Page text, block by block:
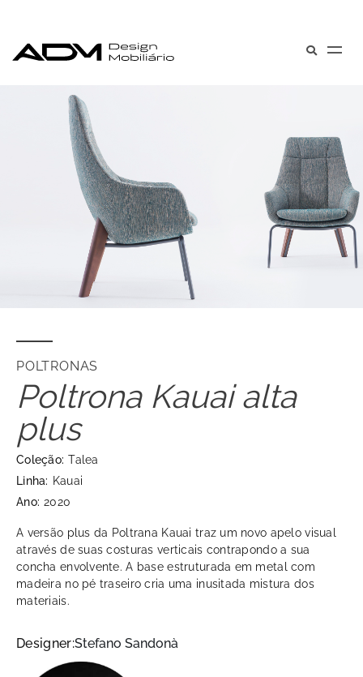
POLTRONAS
Poltrona Kauai alta
plus
Coleção: Talea
Linha: Kauai
Ano: 2020
A versão plus da Poltrana Kauai traz um novo apelo visual
através de suas costuras verticais contrapondo a sua
concha envolvente. A base estruturada em metal com
madeira no pé traseiro cria uma inusitada mistura dos
materiais.
Designer:Stefano Sandonà